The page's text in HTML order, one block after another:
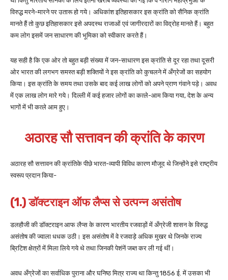
विरुद्ध मरने-मारने पर उतारू हो गये। अधिकांश इतिहासकार इस क्रांति को सैनिक क्रांति
मानते हैं तो कुछ इतिहासकार इसे अपदस्थ राजाओं एवं जागीरदारों का विद्रोह मानते हैं। बहुत
कम लोग इसमें जन साधारण की भूमिका को स्वीकार करते हैं।
यह सही है कि एक ओर तो बहुत बड़ी संख्या में जन-साधारण इस क्रांति से दूर रहा तथा दूसरी
ओर भारत की लगभग समस्त बड़ी शक्तियों ने इस क्रांति को कुचलने में अँग्रेजों का सहयोग
किया। इस क्रांति के समय तथा उसके बाद कई लाख लोगों को अपने प्राण गंवाने पड़े। अवध
में एक लाख लोग मारे गये। दिल्ली में कई हजार लोगों का कत्ले-आम किया गया, देश के अन्य
भागों में भी कत्ले आम हुए।
अठारह सौ सत्तावन की क्रांतिके कारण
अठारह सौ सत्तावन की क्रांतिके पीछे भारत-व्यापी विविध कारण मौजूद थे जिन्होंने इसे राष्ट्रीय
स्वरूप प्रदान किया-
(1.) डॉक्टराइन ऑफ लैप्स से उत्पन्न असंतोष
डलहौजी की डॉक्टराइन आफ लैप्स के कारण भारतीय रजवाड़ों में अँग्रेजी शासन के विरुद्ध
असंतोष की ज्वाला धधक उठी। इस असंतोष में वे रजवाड़े अधिक मुखर थे जिनके राज्य
ब्रिटिश क्षेत्रों में मिला लिये गये थे तथा जिनकी पेशंनें जब्त कर ली गई थीं।
अवध अँग्रेजों का सर्वाधिक पुराना और घनिष्ठ मित्र राज्य था किन्तु 1856 ई. में उसका भी